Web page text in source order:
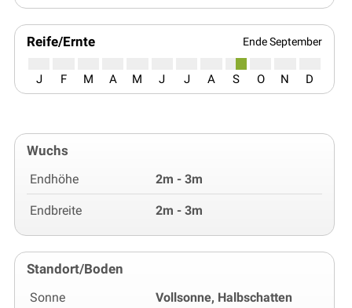
Reife/Ernte Ende September
J F M A M J J A S O N D
Wuchs
Endhöhe 2m - 3m
Endbreite 2m - 3m
Standort/Boden
Sonne Vollsonne, Halbschatten